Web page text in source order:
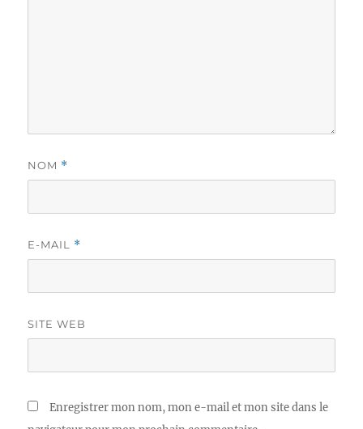
NOM *
E-MAIL *
SITE WEB
Enregistrer mon nom, mon e-mail et mon site dans le